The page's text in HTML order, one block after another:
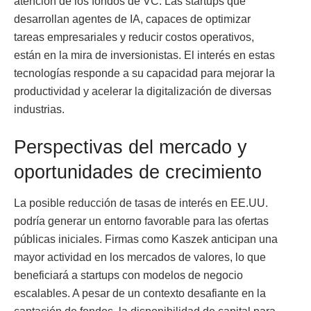
desarrollan agentes de IA, capaces de optimizar
tareas empresariales y reducir costos operativos,
están en la mira de inversionistas. El interés en estas
tecnologías responde a su capacidad para mejorar la
productividad y acelerar la digitalización de diversas
industrias.
Perspectivas del mercado y
oportunidades de crecimiento
La posible reducción de tasas de interés en EE.UU.
podría generar un entorno favorable para las ofertas
públicas iniciales. Firmas como Kaszek anticipan una
mayor actividad en los mercados de valores, lo que
beneficiará a startups con modelos de negocio
escalables. A pesar de un contexto desafiante en la